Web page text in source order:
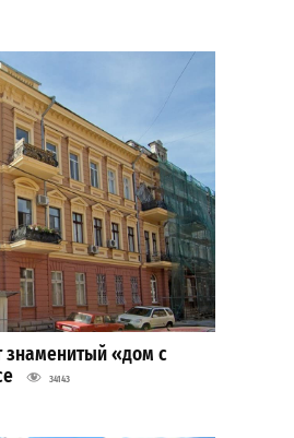
знаменитый «дом с
34143